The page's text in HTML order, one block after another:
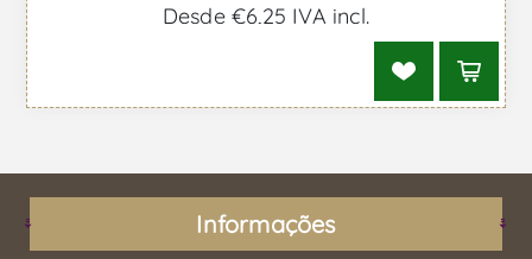
Desde €6,25 IVA incl.
Informações